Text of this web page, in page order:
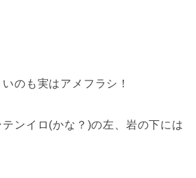
のも実はアメフラシ！
ンイロ(かな？)の左、岩の下には